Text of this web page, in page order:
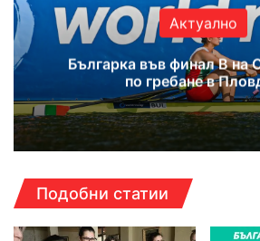
Актуално
Българка във финал B на
по гребане в
Подобни статии